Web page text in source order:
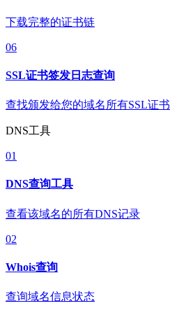
下载完整的证书链
06
SSL证书签发日志查询
查找颁发给您的域名所有SSL证书
DNS工具
01
DNS查询工具
查看该域名的所有DNS记录
02
Whois查询
查询域名信息状态